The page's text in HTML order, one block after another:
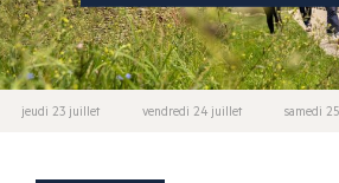
jeudi 23 juillet vendredi 24 juillet samedi